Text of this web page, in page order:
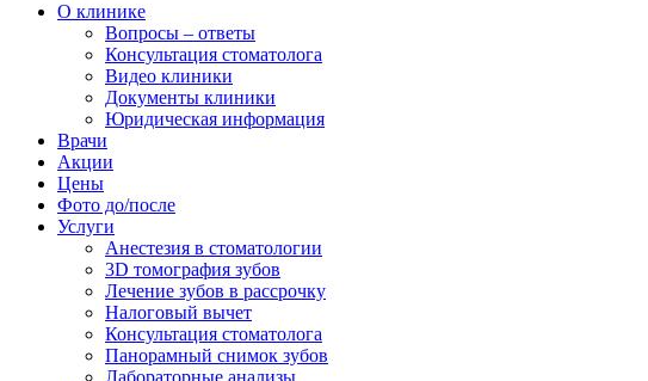
О клинике
Вопросы – ответы
Консультация стоматолога
Видео клиники
Документы клиники
Юридическая информация
Врачи
Акции
Цены
Фото до/после
Услуги
Анестезия в стоматологии
3D томография зубов
Лечение зубов в рассрочку
Налоговый вычет
Консультация стоматолога
Панорамный снимок зубов
Лабораторные анализы